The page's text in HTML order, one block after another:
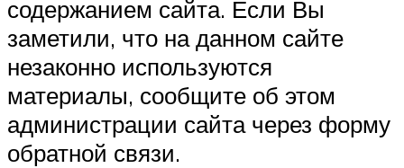
содержанием сайта. Если Вы
заметили, что на данном сайте
незаконно используются
материалы, сообщите об этом
администрации сайта через форму
обратной связи.